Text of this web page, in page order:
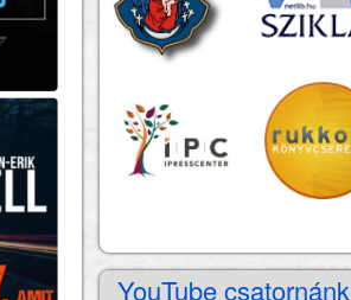
YouTube csatornánk